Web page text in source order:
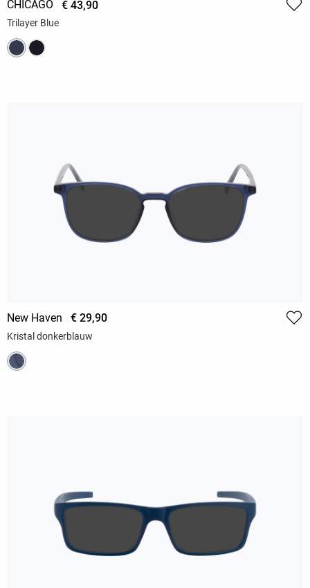
CHICAGO € 43,90
Trilayer Blue
New Haven € 29,90
Kristal donkerblauw